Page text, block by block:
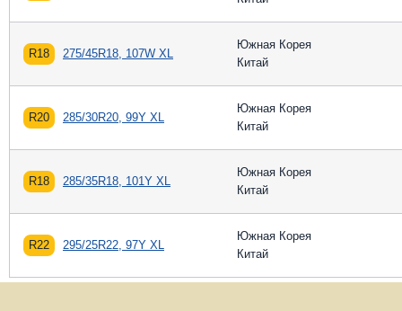
R18 275/45R18, 107W XL
Южная Корея
Китай
R20 285/30R20, 99Y XL
Южная Корея
Китай
R18 285/35R18, 101Y XL
Южная Корея
Китай
R22 295/25R22, 97Y XL
Южная Корея
Китай